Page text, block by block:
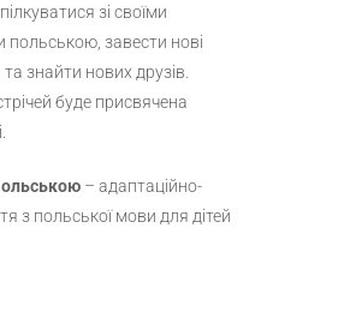
зі своїми
польською, завести нові
знайти нових друзів.
буде присвячена
– aдаптаційно-
з польської мови для дітей